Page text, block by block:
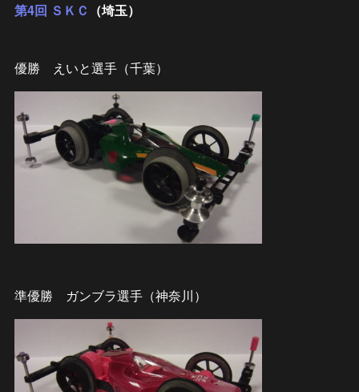
第4回 ＳＫＣ （埼玉）
優勝 えいと選手（千葉）
準優勝 ガンブラ選手（神奈川）